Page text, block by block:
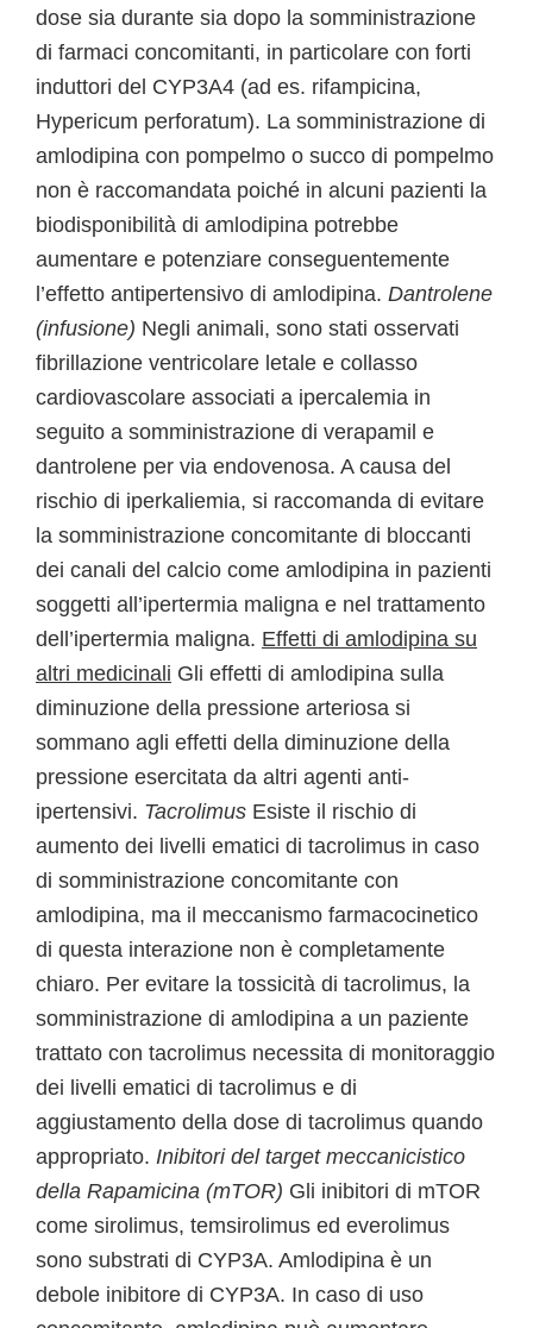
dose sia durante sia dopo la somministrazione
di farmaci concomitanti, in particolare con forti
induttori del CYP3A4 (ad es. rifampicina,
Hypericum perforatum). La somministrazione di
amlodipina con pompelmo o succo di pompelmo
non è raccomandata poiché in alcuni pazienti la
biodisponibilità di amlodipina potrebbe
aumentare e potenziare conseguentemente
l’effetto antipertensivo di amlodipina. Dantrolene
(infusione) Negli animali, sono stati osservati
fibrillazione ventricolare letale e collasso
cardiovascolare associati a ipercalemia in
seguito a somministrazione di verapamil e
dantrolene per via endovenosa. A causa del
rischio di iperkaliemia, si raccomanda di evitare
la somministrazione concomitante di bloccanti
dei canali del calcio come amlodipina in pazienti
soggetti all’ipertermia maligna e nel trattamento
dell’ipertermia maligna. Effetti di amlodipina su
altri medicinali Gli effetti di amlodipina sulla
diminuzione della pressione arteriosa si
sommano agli effetti della diminuzione della
pressione esercitata da altri agenti anti-
ipertensivi. Tacrolimus Esiste il rischio di
aumento dei livelli ematici di tacrolimus in caso
di somministrazione concomitante con
amlodipina, ma il meccanismo farmacocinetico
di questa interazione non è completamente
chiaro. Per evitare la tossicità di tacrolimus, la
somministrazione di amlodipina a un paziente
trattato con tacrolimus necessita di monitoraggio
dei livelli ematici di tacrolimus e di
aggiustamento della dose di tacrolimus quando
appropriato. Inibitori del target meccanicistico
della Rapamicina (mTOR) Gli inibitori di mTOR
come sirolimus, temsirolimus ed everolimus
sono substrati di CYP3A. Amlodipina è un
debole inibitore di CYP3A. In caso di uso